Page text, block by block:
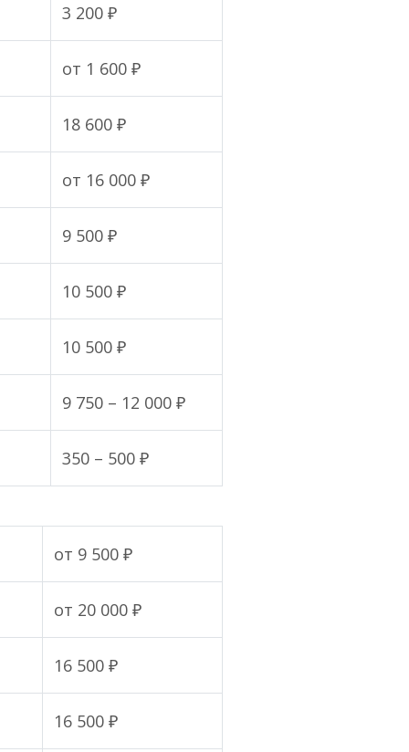
3 200 ₽
от 1 600 ₽
18 600 ₽
от 16 000 ₽
9 500 ₽
10 500 ₽
10 500 ₽
9 750 – 12 000 ₽
350 – 500 ₽
от 9 500 ₽
от 20 000 ₽
16 500 ₽
16 500 ₽